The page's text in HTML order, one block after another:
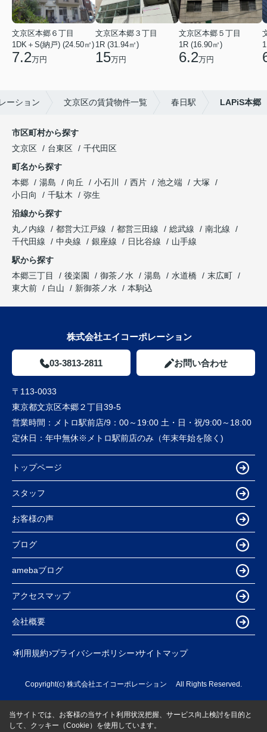
文京区本郷６丁目
1DK＋S(納戸) (24.50㎡)
7.2万円
文京区本郷３丁目
1R (31.94㎡)
15万円
文京区本郷５丁目
1R (16.90㎡)
6.2万円
ーション 文京区の賃貸物件一覧 春日駅 LAPiS本郷
市区町村から探す
文京区
台東区
千代田区
町名から探す
本郷
湯島 向丘 小石川 西片 池之端
大塚
小日向
千駄木
弥生
沿線から探す
丸ノ内線
都営大江戸線 都営三田線 総武線
南北線
千代田線
中央線 銀座線 日比谷線
山手線
駅から探す
本郷三丁目
後楽園 御茶ノ水 湯島 水道橋
末広町
東大前
白山 新御茶ノ水 本駒込
株式会社エイコーポレーション
03-3813-2811 お問い合わせ
〒113-0033
東京都文京区本郷２丁目39-5
営業時間：
メトロ駅前店/9：00～19:00 土・日・祝/9:00～18:00
定休日： 年中無休※メトロ駅前店のみ（年末年始を除く)
トップページ
スタッフ
お客様の声
ブログ
amebaブログ
アクセスマップ
会社概要
利用規約 プライバシーポリシー サイトマップ
Copyright(c) 株式会社エイコーポレーション All Rights Reserved.
当サイトでは、お客様の当サイト利用状況把握、サービス向上検討を目的と
して、クッキー（Cookie）を使用しています。